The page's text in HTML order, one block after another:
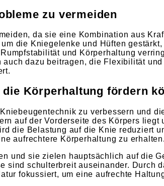
zu vermeiden
da sie eine Kombination aus
die Kniegelenke und Hüften
und Körperhaltung
dazu beitragen, die Flexibilität
Körperhaltung fördern
zu verbessern und
auf der Vorderseite des Körpers
die Belastung auf die Knie reduziert
aufrechtere Körperhaltung zu erhalten.
und sie zielen hauptsächlich auf die
schulterbreit auseinander. Durch
fokussiert, um eine aufrechte